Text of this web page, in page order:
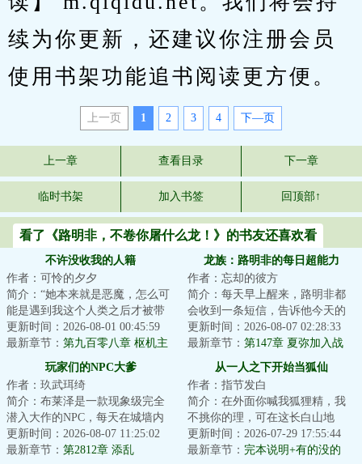
续为你更新，还建议你注册会员
使用书架功能追书阅读更方便。
上一页 1 2 3 4 下—页
上一章 查看目录 下一章
临时书架 加入书签 回顶部↑
看了《路明非，不卷你屠什么龙！》的书友还喜欢看
不许没收我的人籍
作者：可怜的夕夕
简介：“她本来就是恶魔，怎么可
能是遇到我这个人类之后才被带
坏的？那些批评家总在说一些很
荒唐的东西。...
更新时间：2026-08-01 00:45:59
最新章节： 第九百零八章 枢机主
教或魔族的故事
龙族：路明非的每日超能力
作者：忘却的彼方
简介：每天早上醒来，路明非都
会收到一条短信，告诉他今天的
超能力是什么。昨天是召唤Fate里
的角色，今天...
更新时间：2026-08-07 02:28:33
最新章节： 第147章 夏弥加入战
玩家们的NPC大爹
作者：玖武珥绮
简介：布莱泽是一款现象级完全
潜入大作的NPC，每天在城墙内
过着一成不变的生活。直到有一
天，他的决定去...
更新时间：2026-08-07 11:25:02
最新章节： 第2812章 添乱
从一人之下开始当狐仙
作者：指节发白
简介：在外面你喊我狐狸精，我
不挑你的理，可在这长白山地
界，你该喊我什么？仙家！···这
是一只玄狐，...
更新时间：2026-07-29 17:55:44
最新章节： 完本说明+有的没的